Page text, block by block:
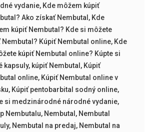
vydanie, Kde môžem kúpiť
Ako získať Nembutal , Kde
kúpiť Nembutal? Kde si môžete
Nembutal? Kúpiť Nembutal online, Kde
kúpiť Nembutal online? Kúpte si
kapsuly, kúpiť Nembutal , Kúpiť
online, Kúpiť Nembutal online v
, Kúpiť pentobarbital sodný online,
si medzinárodné národné vydanie,
Nembutalu, Nembutal , Nembutal
, Nembutal na predaj, Nembutal na